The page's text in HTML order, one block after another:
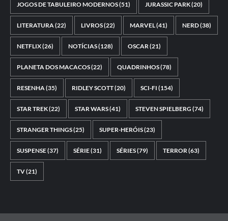
JOGOS DE TABULEIRO MODERNOS(51) JURASSIC PARK(20)
LITERATURA(22) LIVROS(22) MARVEL(41) NERD(38)
NETFLIX(26) NOTÍCIAS(128) OSCAR(21)
PLANETA DOS MACACOS(22) QUADRINHOS(78)
RESENHA(35) RIDLEY SCOTT(20) SCI-FI (154)
STAR TREK(22) STAR WARS(41) STEVEN SPIELBERG (74)
STRANGER THINGS(25) SUPER-HERÓIS(23)
SUSPENSE(37) SÉRIE(31) SÉRIES(79) TERROR(63)
TV(21)